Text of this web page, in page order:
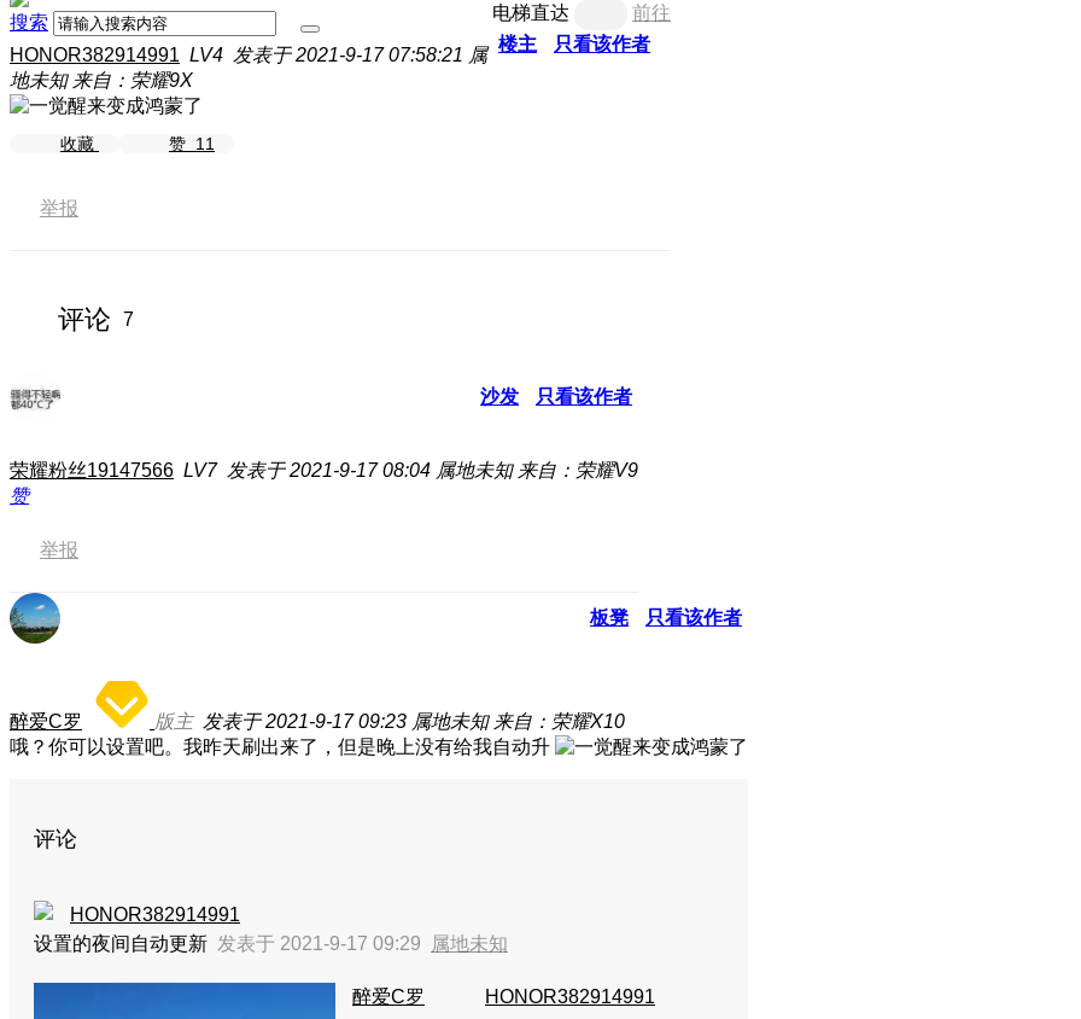
搜索 电梯直达
前往
楼主
只看该作者
HONOR382914991 LV4 发表于 2021-9-17 07:58:21 属
地未知 来自：荣耀9X
收藏 赞 11
举报
评论 7
沙发 只看该作者
荣耀粉丝19147566 LV7 发表于 2021-9-17 08:04 属地未知 来自：荣耀V9
赞
举报
板凳 只看该作者
醉爱C罗 版主 发表于 2021-9-17 09:23 属地未知 来自：荣耀X10
哦？你可以设置吧。我昨天刷出来了，但是晚上没有给我自动升
评论
HONOR382914991
设置的夜间自动更新 发表于 2021-9-17 09:29 属地未知
醉爱C罗 HONOR382914991